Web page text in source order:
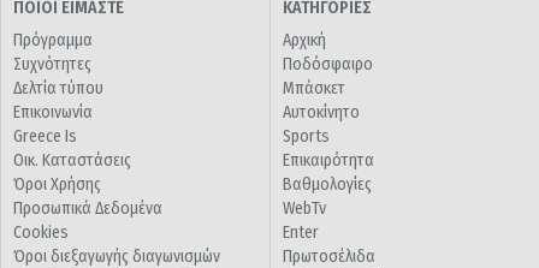
ΠΟΙΟΙ ΕΙΜΑΣΤΕ
Πρόγραμμα
Συχνότητες
Δελτία τύπου
Επικοινωνία
Greece Is
Οικ. Καταστάσεις
Όροι Χρήσης
Προσωπικά Δεδομένα
Cookies
Όροι διεξαγωγής διαγωνισμών
ΚΑΤΗΓΟΡΙΕΣ
Αρχική
Ποδόσφαιρο
Μπάσκετ
Αυτοκίνητο
Sports
Επικαιρότητα
Βαθμολογίες
WebTv
Enter
Πρωτοσέλιδα